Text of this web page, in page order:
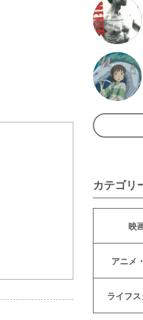
カテゴリ
映
アニメ
ライフ